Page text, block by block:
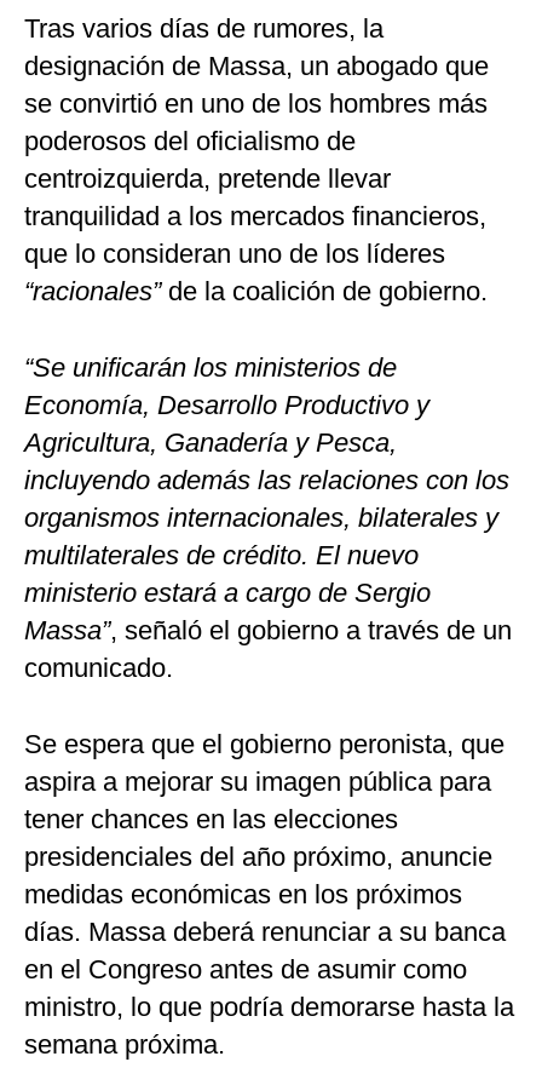
Tras varios días de rumores, la
designación de Massa, un abogado que
se convirtió en uno de los hombres más
poderosos del oficialismo de
centroizquierda, pretende llevar
tranquilidad a los mercados financieros,
que lo consideran uno de los líderes
“racionales” de la coalición de gobierno.
“Se unificarán los ministerios de
Economía, Desarrollo Productivo y
Agricultura, Ganadería y Pesca,
incluyendo además las relaciones con los
organismos internacionales, bilaterales y
multilaterales de crédito. El nuevo
ministerio estará a cargo de Sergio
Massa”, señaló el gobierno a través de un
comunicado.
Se espera que el gobierno peronista, que
aspira a mejorar su imagen pública para
tener chances en las elecciones
presidenciales del año próximo, anuncie
medidas económicas en los próximos
días. Massa deberá renunciar a su banca
en el Congreso antes de asumir como
ministro, lo que podría demorarse hasta la
semana próxima.